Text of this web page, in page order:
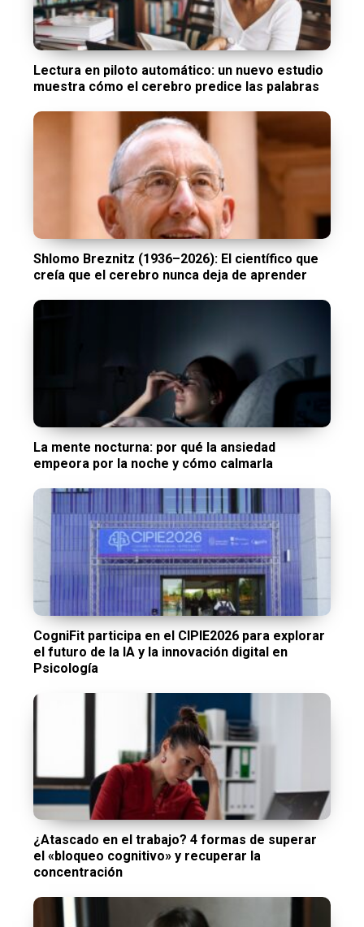
Lectura en piloto automático: un nuevo estudio
muestra cómo el cerebro predice las palabras
Shlomo Breznitz (1936–2026): El científico que
creía que el cerebro nunca deja de aprender
La mente nocturna: por qué la ansiedad
empeora por la noche y cómo calmarla
CogniFit participa en el CIPIE2026 para explorar
el futuro de la IA y la innovación digital en
Psicología
¿Atascado en el trabajo? 4 formas de superar
el «bloqueo cognitivo» y recuperar la
concentración